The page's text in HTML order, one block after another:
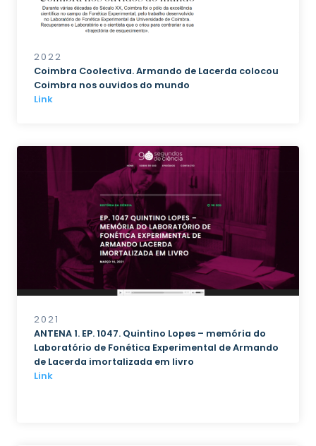
2022
Coimbra Coolectiva. Armando de Lacerda colocou
Coimbra nos ouvidos do mundo
Link
2021
ANTENA 1. EP. 1047. Quintino Lopes – memória do
Laboratório de Fonética Experimental de Armando
de Lacerda imortalizada em livro
Link